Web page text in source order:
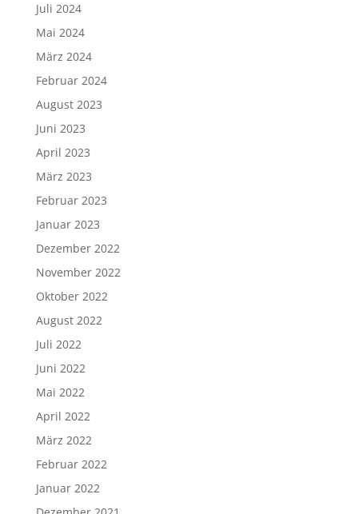
Juli 2024
Mai 2024
März 2024
Februar 2024
August 2023
Juni 2023
April 2023
März 2023
Februar 2023
Januar 2023
Dezember 2022
November 2022
Oktober 2022
August 2022
Juli 2022
Juni 2022
Mai 2022
April 2022
März 2022
Februar 2022
Januar 2022